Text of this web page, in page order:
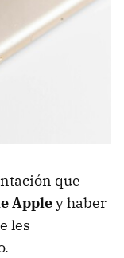
que
Appley haber
les